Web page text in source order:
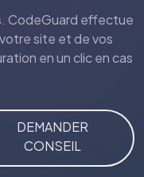
CodeGuard effectue
site et de vos
en un clic en cas
DEMANDER
CONSEIL